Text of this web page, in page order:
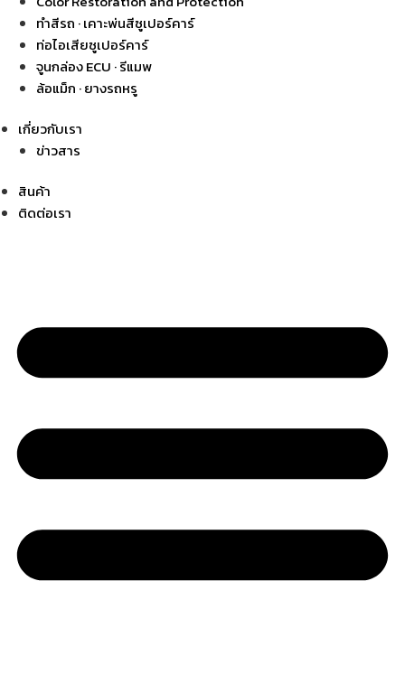
ทำสีรถ · เคาะพ่นสีซูเปอร์คาร์
ท่อไอเสียซูเปอร์คาร์
จูนกล่อง ECU · รีแมพ
ล้อแม็ก · ยางรถหรู
เกี่ยวกับเรา
ข่าวสาร
สินค้า
ติดต่อเรา